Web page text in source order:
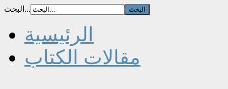
البحث...
الرئيسية
مقالات الكتاب